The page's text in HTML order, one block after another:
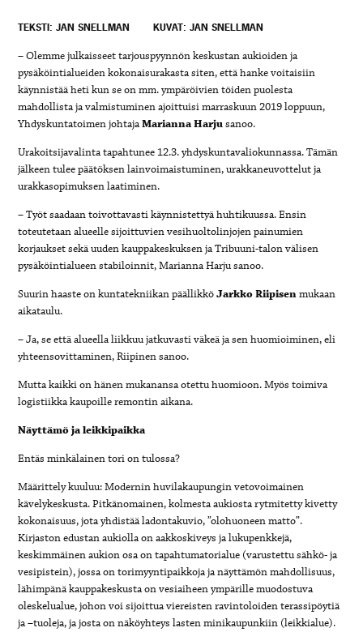
TEKSTI: JAN SNELLMAN KUVAT: JAN SNELLMAN
– Olemme julkaisseet tarjouspyynnön keskustan aukioiden ja
pysäköintialueiden kokonaisurakasta siten, että hanke voitaisiin
käynnistää heti kun se on mm. ympäröivien töiden puolesta
mahdollista ja valmistuminen ajoittuisi marraskuun 2019 loppuun,
Yhdyskuntatoimen johtajaMarianna Harjusanoo.
Urakoitsijavalinta tapahtunee 12.3. yhdyskuntavaliokunnassa. Tämän
jälkeen tulee päätöksen lainvoimaistuminen, urakkaneuvottelut ja
urakkasopimuksen laatiminen.
– Työt saadaan toivottavasti käynnistettyä huhtikuussa. Ensin
toteutetaan alueelle sijoittuvien vesihuoltolinjojen painumien
korjaukset sekä uuden kauppakeskuksen ja Tribuuni-talon välisen
pysäköintialueen stabiloinnit, Marianna Harju sanoo.
Suurin haaste on kuntatekniikan päällikköJarkko Riipisenmukaan
aikataulu.
– Ja, se että alueella liikkuu jatkuvasti väkeä ja sen huomioiminen, eli
yhteensovittaminen, Riipinen sanoo.
Mutta kaikki on hänen mukanansa otettu huomioon. Myös toimiva
logistiikka kaupoille remontin aikana.
Näyttämö ja leikkipaikka
Entäs minkälainen tori on tulossa?
Määrittely kuuluu: Modernin huvilakaupungin vetovoimainen
kävelykeskusta. Pitkänomainen, kolmesta aukiosta rytmitetty kivetty
kokonaisuus, jota yhdistää ladontakuvio, ”olohuoneen matto”.
Kirjaston edustan aukiolla on aakkoskiveys ja lukupenkkejä,
keskimmäinen aukion osa on tapahtumatorialue (varustettu sähkö- ja
vesipistein), jossa on torimyyntipaikkoja ja näyttämön mahdollisuus,
lähimpänä kauppakeskusta on vesiaiheen ympärille muodostuva
oleskelualue, johon voi sijoittua viereisten ravintoloiden terassipöytiä
ja –tuoleja, ja josta on näköyhteys lasten minikaupunkiin (leikkialue).